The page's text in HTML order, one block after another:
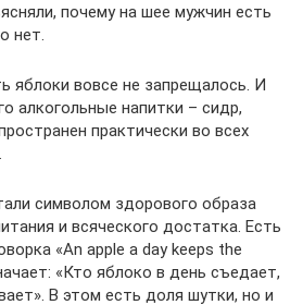
почему на шее мужчин есть
нет.
яблоки вовсе не запрещалось. И
алкогольные напитки – сидр,
практически во всех
символом здорового образа
и всяческого достатка. Есть
«An apple a day keeps the
«Кто яблоко в день съедает,
В этом есть доля шутки, но и